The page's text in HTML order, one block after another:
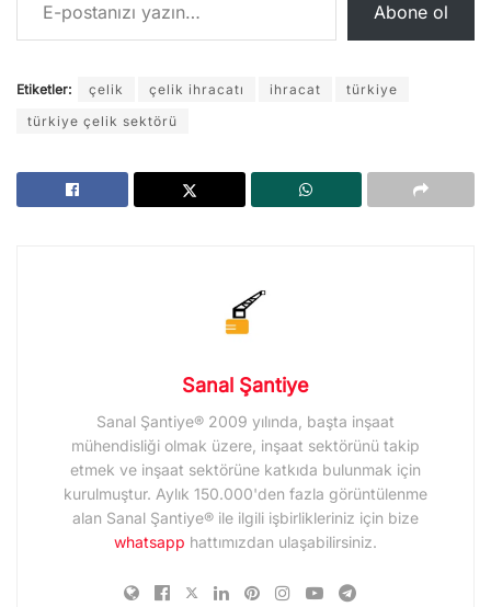
Abone ol
Etiketler: çelik çelik ihracatı ihracat
türkiye
türkiye çelik sektörü
Sanal Şantiye
Sanal Şantiye® 2009 yılında, başta inşaat
mühendisliği olmak üzere, inşaat sektörünü takip
etmek ve inşaat sektörüne katkıda bulunmak için
kurulmuştur. Aylık 150.000'den fazla görüntülenme
alan Sanal Şantiye® ile ilgili işbirlikleriniz için bize
whatsapp hattımızdan ulaşabilirsiniz.